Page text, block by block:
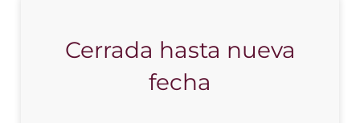
Cerrada hasta nueva
fecha